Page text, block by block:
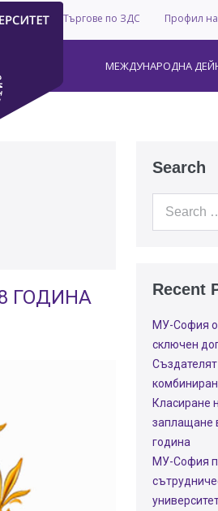
Профил на
Търгове по ЗДС
МЕЖДУНАРОДНА
ГОДИНА
Search
Recent
МУ-София
сключен
Създателят
Класиране
заплащане
година
МУ-София